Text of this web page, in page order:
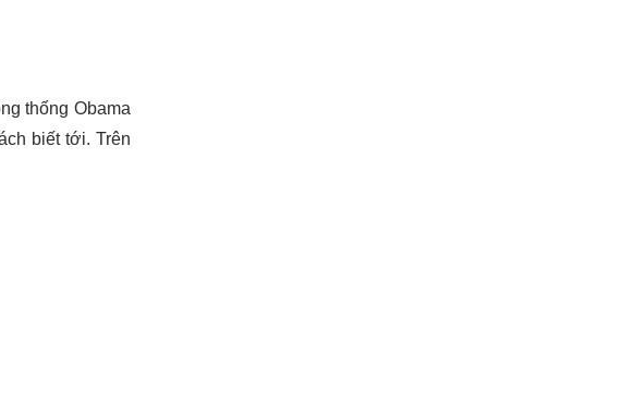
thống Obama
biết tới. Trên